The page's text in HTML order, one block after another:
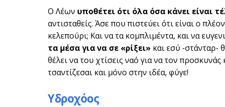
Ο Λέων υποθέτει ότι όλα όσα κάνει είναι
αντισταθείς. Άσε που πιστεύει ότι είναι ο
κελεπούρι; Και να τα κομπλιμέντα, και να
τα μέσα για να σε «ρίξει» και εσύ -στάνταρ-
θέλει να του χτίσεις ναό για να τον
τσαντίζεσαι και μόνο στην ιδέα, φύγε!
Υδροχόος